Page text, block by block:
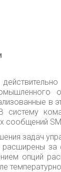
в
систему
сообщений
задач
за
опций